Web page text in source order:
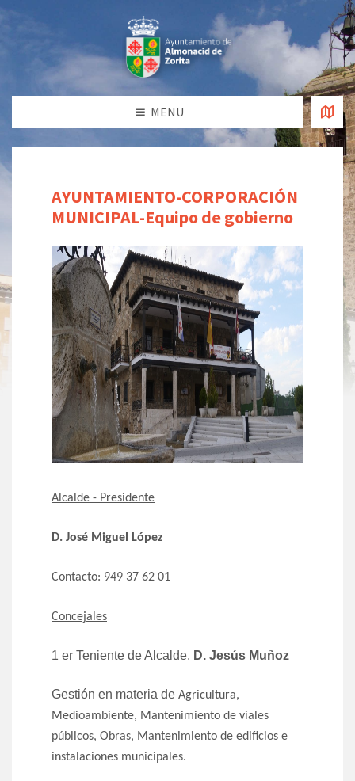
MENU
AYUNTAMIENTO-CORPORACIÓN
MUNICIPAL-Equipo de gobierno
Alcalde - Presidente
D. José Miguel López
Contacto: 949 37 62 01
Concejales
1 er Teniente de Alcalde. D. Jesús Muñoz
Gestión en materia de Agricultura,
Medioambiente, Mantenimiento de viales
públicos, Obras, Mantenimiento de edificios e
instalaciones municipales.